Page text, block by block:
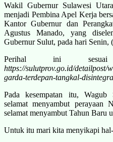
Wakil Gubernur Sulawesi
menjadi Pembina Apel Kerja
Kantor Gubernur dan
Agustus Manado, yang
Gubernur Sulut, pada hari Senin,
Perihal ini
https://sulutprov.go.id/detailpost/
garda-terdepan-tangkal-
Pada kesempatan itu, Wagub
selamat menyambut perayaan
selamat menyambut Tahun Baru
Untuk itu mari kita menyikapi